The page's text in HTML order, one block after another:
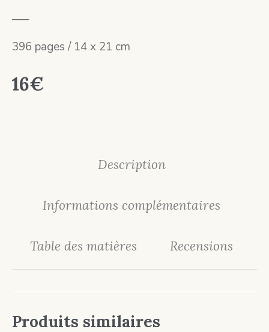
—–
396 pages / 14 x 21 cm
16€
Description
Informations complémentaires
Table des matières Recensions
Produits similaires